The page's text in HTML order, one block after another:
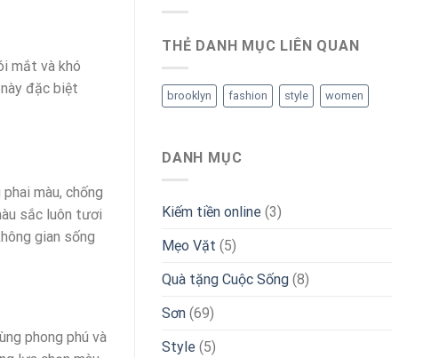
mắt và khó
đặc biệt
màu, chống
sắc luôn tươi
gian sống
phong phú và
THẺ DANH MỤC LIÊN QUAN
brooklyn fashion style women
DANH MỤC
Kiếm tiền online (3)
Mẹo Vặt (5)
Quà tặng Cuộc Sống (8)
Sơn (69)
Style (5)